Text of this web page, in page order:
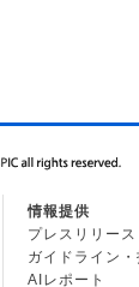
情報提供
プレスリリース
ガイドライン
AIレポート